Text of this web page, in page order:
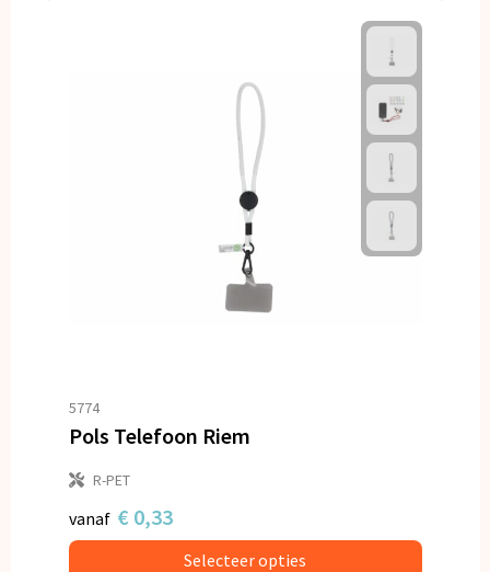
5774
Pols Telefoon Riem
R-PET
vanaf € 0,33
Selecteer opties